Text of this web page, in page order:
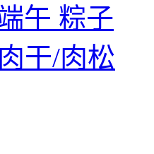
午 粽子
干/肉松